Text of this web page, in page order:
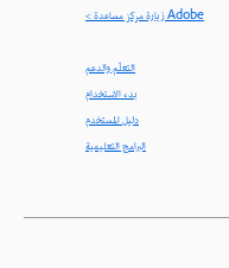
< زيارة مركز مساعدة Adobe
التعلّم والدعم
بدء الاستخدام
دليل المستخدم
البرامج التعليمية